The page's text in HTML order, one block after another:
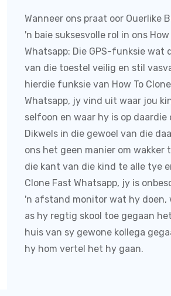
Wanneer ons praat oor Ouerlike
'n baie suksesvolle rol in ons How
Whatsapp: Die GPS-funksie wat
van die toestel veilig en stil
hierdie funksie van How To
Whatsapp, jy vind uit waar jou
selfoon en waar hy is op daardie
Dikwels in die gewoel van die
ons het geen manier om wakker
die kant van die kind te alle tye
Clone Fast Whatsapp, jy is
'n afstand monitor wat hy doen,
as hy regtig skool toe gegaan
huis van sy gewone kollega
hy hom vertel het hy gaan.